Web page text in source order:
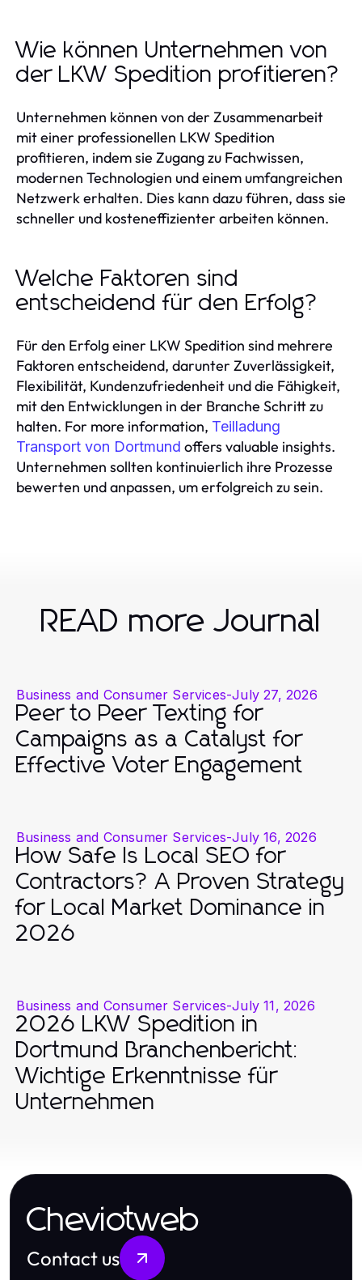
Wie können Unternehmen von
der LKW Spedition profitieren?
Unternehmen können von der Zusammenarbeit
mit einer professionellen LKW Spedition
profitieren, indem sie Zugang zu Fachwissen,
modernen Technologien und einem umfangreichen
Netzwerk erhalten. Dies kann dazu führen, dass sie
schneller und kosteneffizienter arbeiten können.
Welche Faktoren sind
entscheidend für den Erfolg?
Für den Erfolg einer LKW Spedition sind mehrere
Faktoren entscheidend, darunter Zuverlässigkeit,
Flexibilität, Kundenzufriedenheit und die Fähigkeit,
mit den Entwicklungen in der Branche Schritt zu
halten. For more information, Teilladung
Transport von Dortmund offers valuable insights.
Unternehmen sollten kontinuierlich ihre Prozesse
bewerten und anpassen, um erfolgreich zu sein.
READ more Journal
Business and Consumer Services-July 27, 2026
Peer to Peer Texting for
Campaigns as a Catalyst for
Effective Voter Engagement
Business and Consumer Services-July 16, 2026
How Safe Is Local SEO for
Contractors? A Proven Strategy
for Local Market Dominance in
2026
Business and Consumer Services-July 11, 2026
2026 LKW Spedition in
Dortmund Branchenbericht:
Wichtige Erkenntnisse für
Unternehmen
Cheviotweb
Contact us